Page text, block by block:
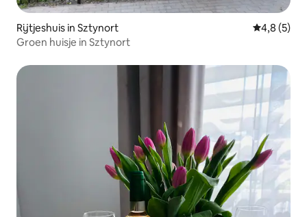
Rijtjeshuis in Sztynort
4,8 (5)
Groen huisje in Sztynort